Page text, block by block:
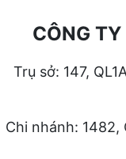
CÔNG TY
Trụ sở: 147,
Chi nhánh: 1482,